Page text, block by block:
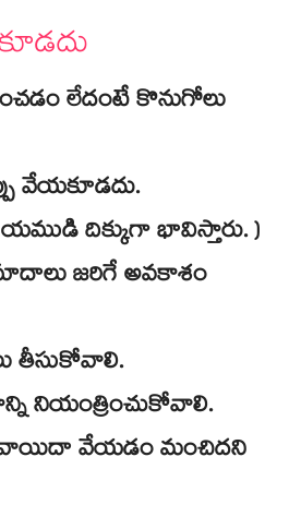
లేదంటే కొనుగోలు
వేయకూడదు.
దిక్కుగా భావిస్తారు. )
జరిగే అవకాశం
తీసుకోవాలి.
నియంత్రించుకోవాలి.
వాయిదా వేయడం మంచిదని